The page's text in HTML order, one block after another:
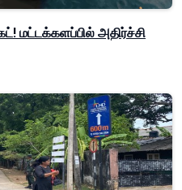
மட்டக்களப்பில் அதிர்ச்சி